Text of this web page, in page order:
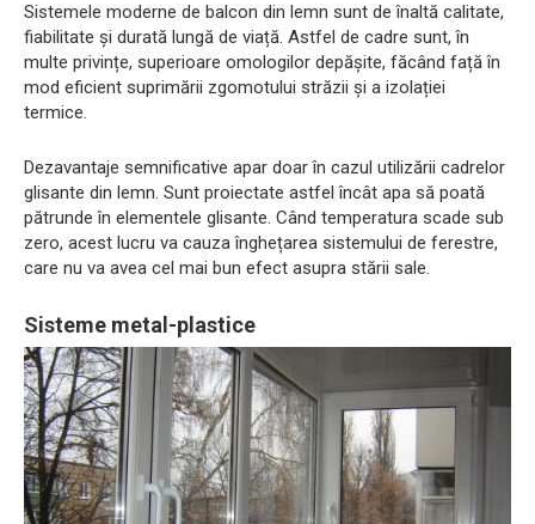
Sistemele moderne de balcon din lemn sunt de înaltă calitate,
fiabilitate și durată lungă de viață. Astfel de cadre sunt, în
multe privințe, superioare omologilor depășite, făcând față în
mod eficient suprimării zgomotului străzii și a izolației
termice.
Dezavantaje semnificative apar doar în cazul utilizării cadrelor
glisante din lemn. Sunt proiectate astfel încât apa să poată
pătrunde în elementele glisante. Când temperatura scade sub
zero, acest lucru va cauza înghețarea sistemului de ferestre,
care nu va avea cel mai bun efect asupra stării sale.
Sisteme metal-plastice